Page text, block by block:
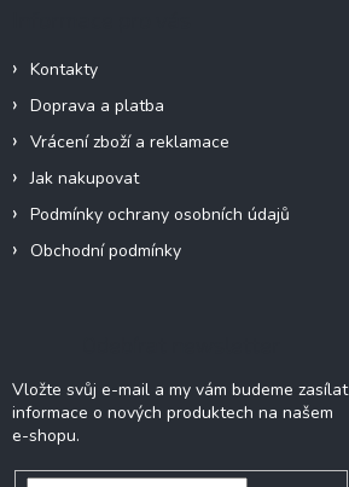
Kontakty
Doprava a platba
Vrácení zboží a reklamace
Jak nakupovat
Podmínky ochrany osobních údajů
Obchodní podmínky
Vložte svůj e-mail a my vám budeme zasílat
informace o nových produktech na našem
e-shopu.